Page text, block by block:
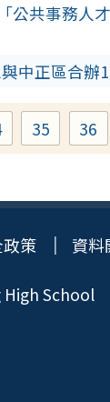
公共事務人
中正區合辦
Page
35 36
策 資料
School